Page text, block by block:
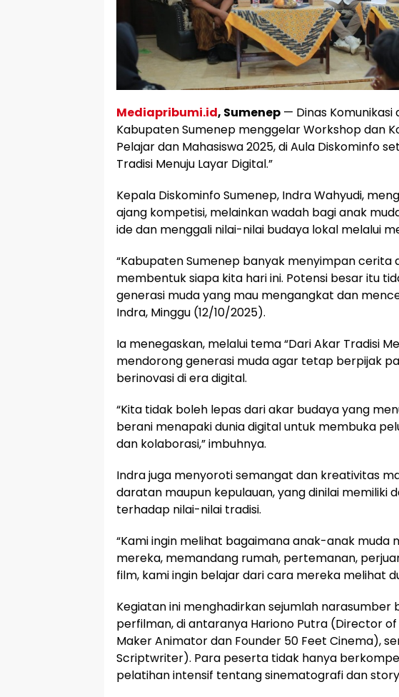
Mediapribumi.id, Sumenep — Dinas
Kabupaten Sumenep menggelar Workshop dan
Pelajar dan Mahasiswa 2025, di Aula Diskominfo
Tradisi Menuju Layar Digital.”
Kepala Diskominfo Sumenep, Indra Wahyudi,
ajang kompetisi, melainkan wadah bagi anak
ide dan menggali nilai-nilai budaya lokal melalui
“Kabupaten Sumenep banyak menyimpan cerita
membentuk siapa kita hari ini. Potensi besar itu
generasi muda yang mau mengangkat dan
Indra, Minggu (12/10/2025).
Ia menegaskan, melalui tema “Dari Akar Tradisi
mendorong generasi muda agar tetap berpijak
berinovasi di era digital.
“Kita tidak boleh lepas dari akar budaya yang
berani menapaki dunia digital untuk membuka
dan kolaborasi,” imbuhnya.
Indra juga menyoroti semangat dan kreativitas
daratan maupun kepulauan, yang dinilai memiliki
terhadap nilai-nilai tradisi.
“Kami ingin melihat bagaimana anak-anak muda
mereka, memandang rumah, pertemanan,
film, kami ingin belajar dari cara mereka melihat
Kegiatan ini menghadirkan sejumlah
perfilman, di antaranya Hariono Putra (Director
Maker Animator dan Founder 50 Feet Cinema),
Scriptwriter). Para peserta tidak hanya
pelatihan intensif tentang sinematografi dan